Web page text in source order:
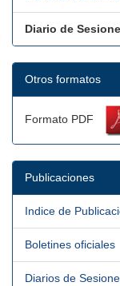
Diario de
Otros formatos
Formato PDF
Publicaciones
Indice de
Boletines oficiales
Diarios de